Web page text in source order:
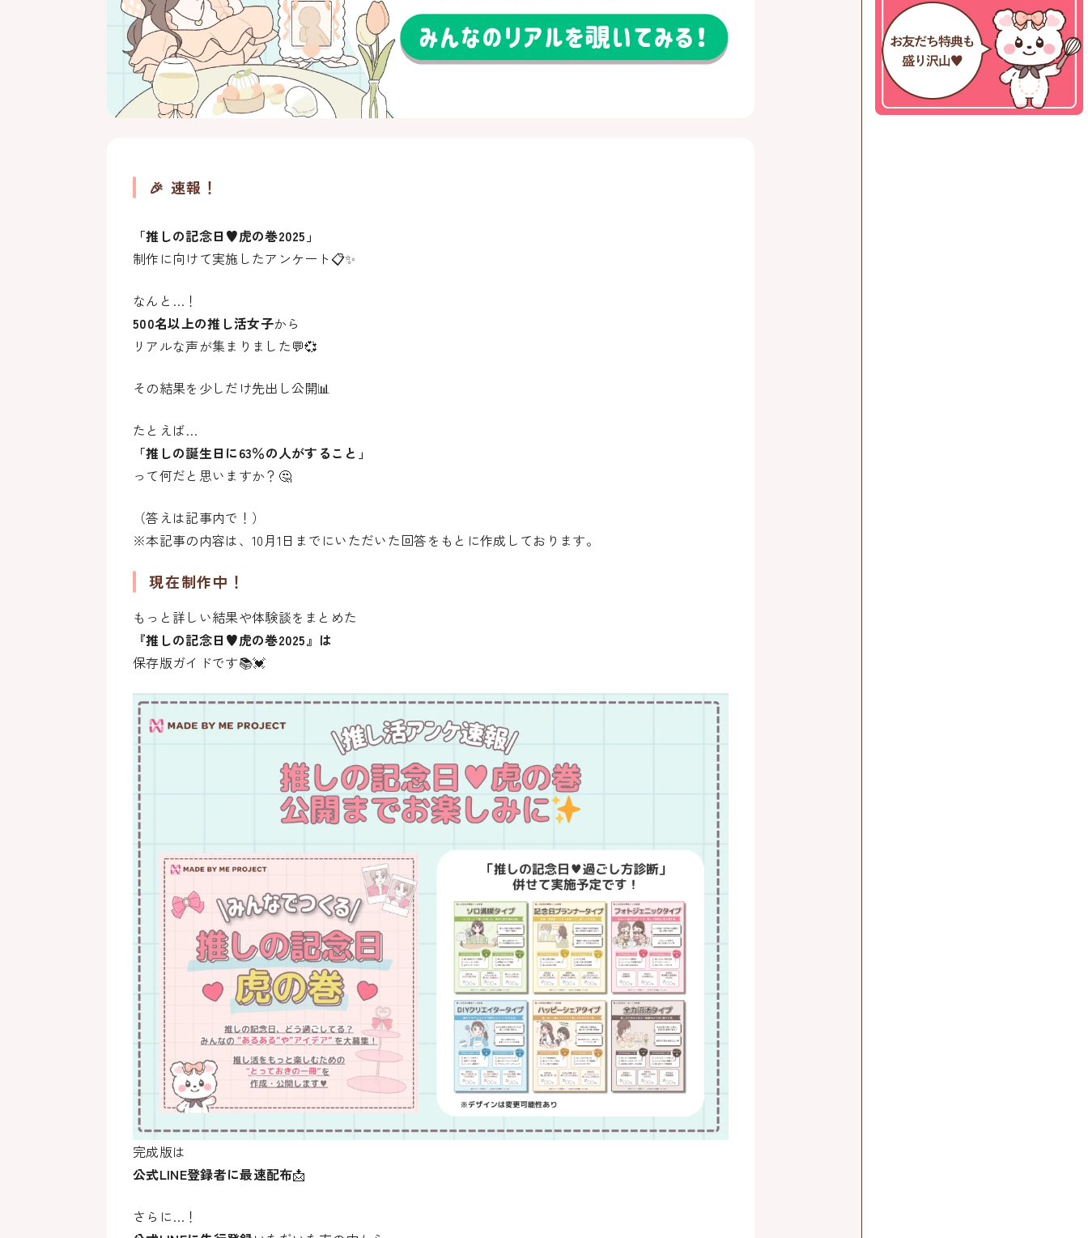
🎉 速報！
「推しの記念日♥虎の巻2025」
制作に向けて実施したアンケート📋✨
なんと…！
500名以上の推し活女子から
リアルな声が集まりました💬💞
その結果を少しだけ先出し公開📊
たとえば…
「推しの誕生日に63％の人がすること」
って何だと思いますか？🤔
（答えは記事内で！）
※本記事の内容は、10月1日までにいただいた回答をもとに作成しております。
現在制作中！
もっと詳しい結果や体験談をまとめた
『推しの記念日♥虎の巻2025』は
保存版ガイドです📚💓
完成版は
公式LINE登録者に最速配布📩
さらに…！